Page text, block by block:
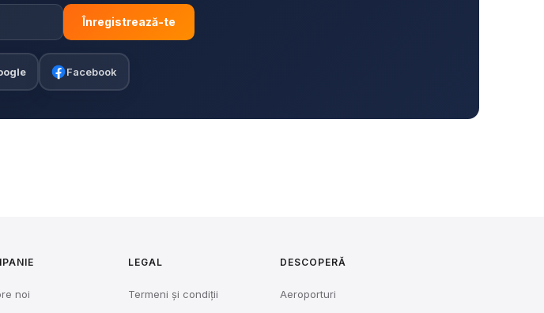
Înregistrează-te
Facebook
noi
LEGAL
Termeni și condiții
DESCOPERĂ
Aeroporturi